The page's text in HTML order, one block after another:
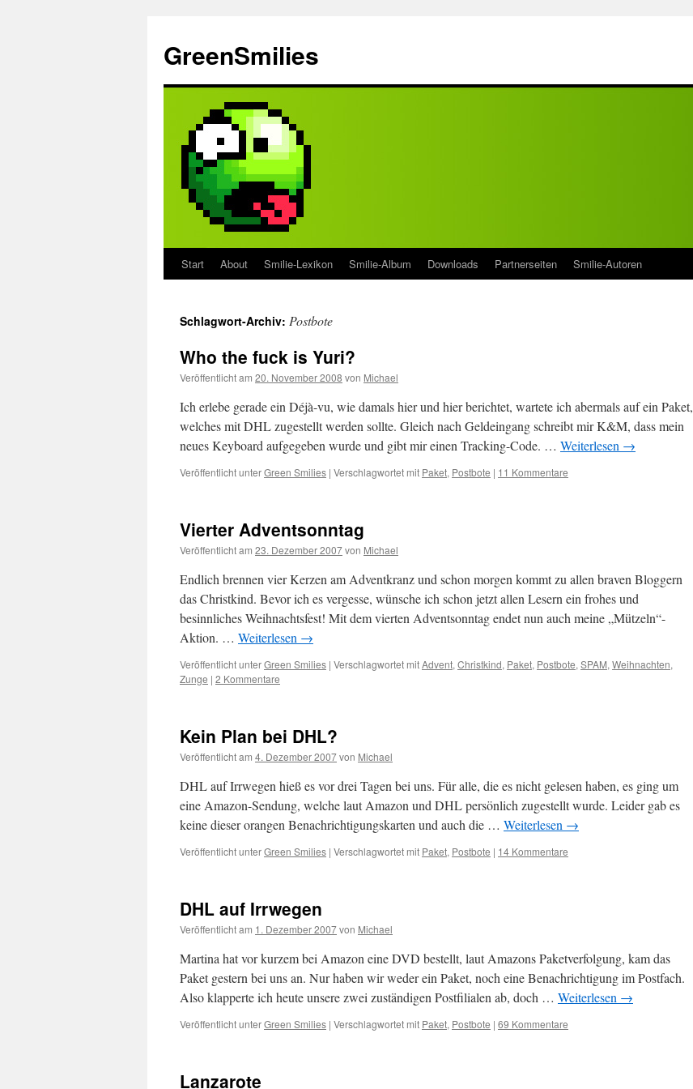
springen
GreenSmilies
Start About Smilie-Lexikon Smilie-Album Downloads Partnerseiten Smilie-Autoren
Schlagwort-Archiv: Postbote
Who the fuck is Yuri?
Veröffentlicht am 20. November 2008 von Michael
Ich erlebe gerade ein Déjà-vu, wie damals hier und hier berichtet, wartete ich abermals auf ein Paket,
welches mit DHL zugestellt werden sollte. Gleich nach Geldeingang schreibt mir K&M, dass mein
neues Keyboard aufgegeben wurde und gibt mir einen Tracking-Code. … Weiterlesen →
Veröffentlicht unterGreen Smilies | Verschlagwortet mit Paket, Postbote | 11 Kommentare
Vierter Adventsonntag
Veröffentlicht am 23. Dezember 2007von Michael
Endlich brennen vier Kerzen am Adventkranz und schon morgen kommt zu allen braven Bloggern
das Christkind. Bevor ich es vergesse, wünsche ich schon jetzt allen Lesern ein frohes und
besinnliches Weihnachtsfest! Mit dem vierten Adventsonntag endet nun auch meine „Mützeln“-
Aktion. … Weiterlesen →
Veröffentlicht unterGreen Smilies | Verschlagwortet mitAdvent, Christkind, Paket, Postbote, SPAM, Weihnachten,
Zunge | 2 Kommentare
Kein Plan bei DHL?
Veröffentlicht am 4. Dezember 2007von Michael
DHL auf Irrwegen hieß es vor drei Tagen bei uns. Für alle, die es nicht gelesen haben, es ging um
eine Amazon-Sendung, welche laut Amazon und DHL persönlich zugestellt wurde. Leider gab es
keine dieser orangen Benachrichtigungskarten und auch die … Weiterlesen →
Veröffentlicht unterGreen Smilies | Verschlagwortet mit Paket, Postbote | 14 Kommentare
DHL auf Irrwegen
Veröffentlicht am 1. Dezember 2007von Michael
Martina hat vor kurzem bei Amazon eine DVD bestellt, laut Amazons Paketverfolgung, kam das
Paket gestern bei uns an. Nur haben wir weder ein Paket, noch eine Benachrichtigung im Postfach.
Also klapperte ich heute unsere zwei zuständigen Postfilialen ab, doch … Weiterlesen →
Veröffentlicht unterGreen Smilies | Verschlagwortet mit Paket, Postbote | 69 Kommentare
Lanzarote